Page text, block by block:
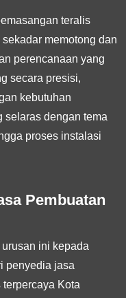
teralis
memotong dan
perencanaan yang
secara presisi,
kebutuhan
selaras dengan tema
proses instalasi
Pembuatan
ini kepada
penyedia jasa
Kota